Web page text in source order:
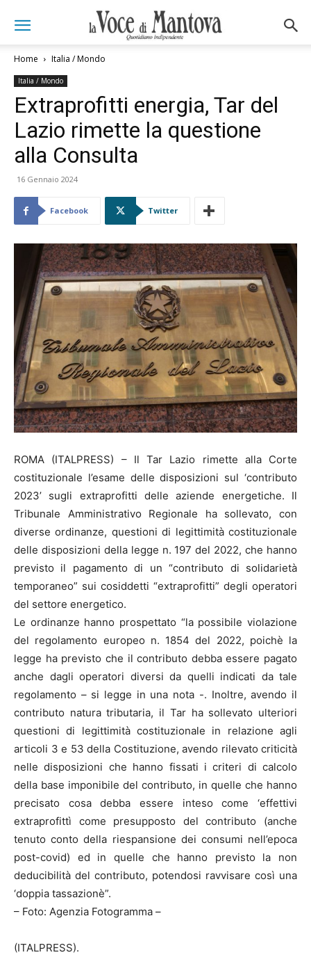
Home Italia / Mondo
Italia / Mondo
Extraprofitti energia, Tar del
Lazio rimette la questione
alla Consulta
16 Gennaio 2024
Facebook Twitter
ROMA (ITALPRESS) – Il Tar Lazio rimette alla Corte
costituzionale l’esame delle disposizioni sul ‘contributo
2023’ sugli extraprofitti delle aziende energetiche. Il
Tribunale Amministrativo Regionale ha sollevato, con
diverse ordinanze, questioni di legittimità costituzionale
delle disposizioni della legge n. 197 del 2022, che hanno
previsto il pagamento di un “contributo di solidarietà
temporaneo” sui cosiddetti “extraprofitti” degli operatori
del settore energetico.
Le ordinanze hanno prospettato “la possibile violazione
del regolamento europeo n. 1854 del 2022, poichè la
legge ha previsto che il contributo debba essere pagato
anche dagli operatori diversi da quelli indicati da tale
regolamento – si legge in una nota -. Inoltre, avendo il
contributo natura tributaria, il Tar ha sollevato ulteriori
questioni di legittimità costituzionale in relazione agli
articoli 3 e 53 della Costituzione, avendo rilevato criticità
nelle disposizioni che hanno fissati i criteri di calcolo
della base imponibile del contributo, in quelle che hanno
precisato cosa debba essere inteso come ‘effettivi
extraprofittì come presupposto del contributo (anche
tenuto conto della riespansione dei consumi nell’epoca
post-covid) ed in quelle che hanno previsto la non
deducibilità del contributo, potendosi ravvisare così una
‘doppia tassazionè”.
– Foto: Agenzia Fotogramma –
(ITALPRESS).